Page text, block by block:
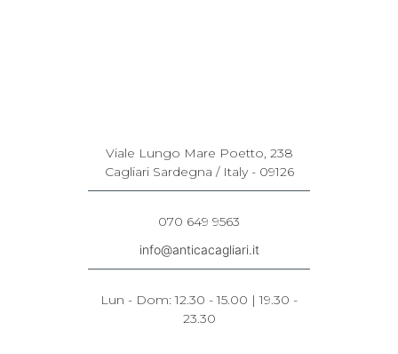
Viale Lungo Mare Poetto, 238
Cagliari Sardegna / Italy - 09126
070 649 9563
info@anticacagliari.it
Lun - Dom: 12.30 - 15.00 | 19.30 -
23.30